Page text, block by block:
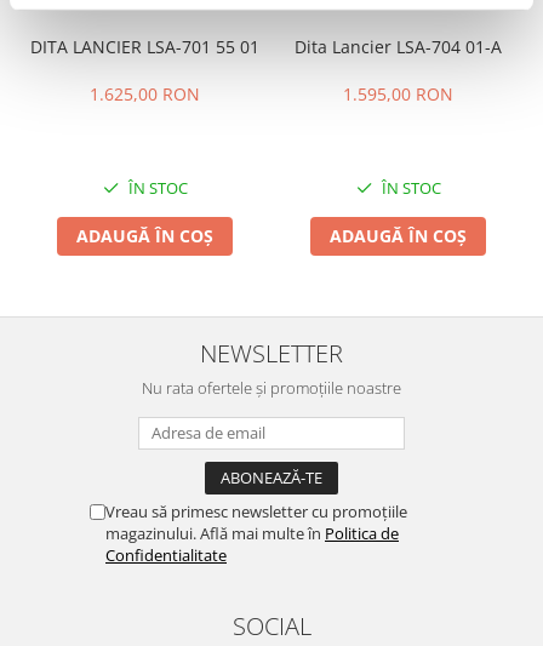
DITA LANCIER LSA-701 55 01
1.625,00 RON
ÎN STOC
ADAUGĂ ÎN COȘ
Dita Lancier LSA-704 01-A
1.595,00 RON
ÎN STOC
ADAUGĂ ÎN COȘ
NEWSLETTER
Nu rata ofertele și promoțiile noastre
Vreau să primesc newsletter cu promoțiile
magazinului. Află mai multe în Politica de
Confidentialitate
SOCIAL